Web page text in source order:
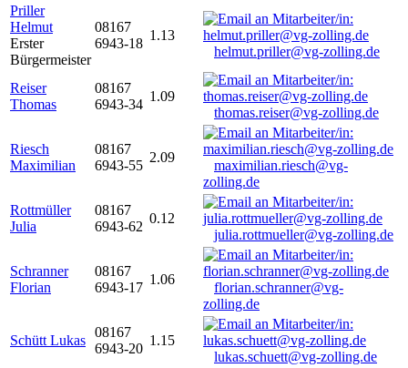
Priller
Helmut
Erster
Bürgermeister
08167
6943-18
1.13
helmut.priller@vg-zolling.de
Reiser
Thomas
08167
6943-34
1.09
thomas.reiser@vg-zolling.de
Riesch
Maximilian
08167
6943-55
2.09
maximilian.riesch@vg-
zolling.de
Rottmüller
Julia
08167
6943-62
0.12
julia.rottmueller@vg-zolling.de
Schranner
Florian
08167
6943-17
1.06
florian.schranner@vg-
zolling.de
Schütt Lukas
08167
6943-20
1.15
lukas.schuett@vg-zolling.de